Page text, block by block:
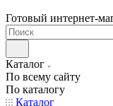
Готовый интернет-
Каталог
По всему сайту
По каталогу
Каталог